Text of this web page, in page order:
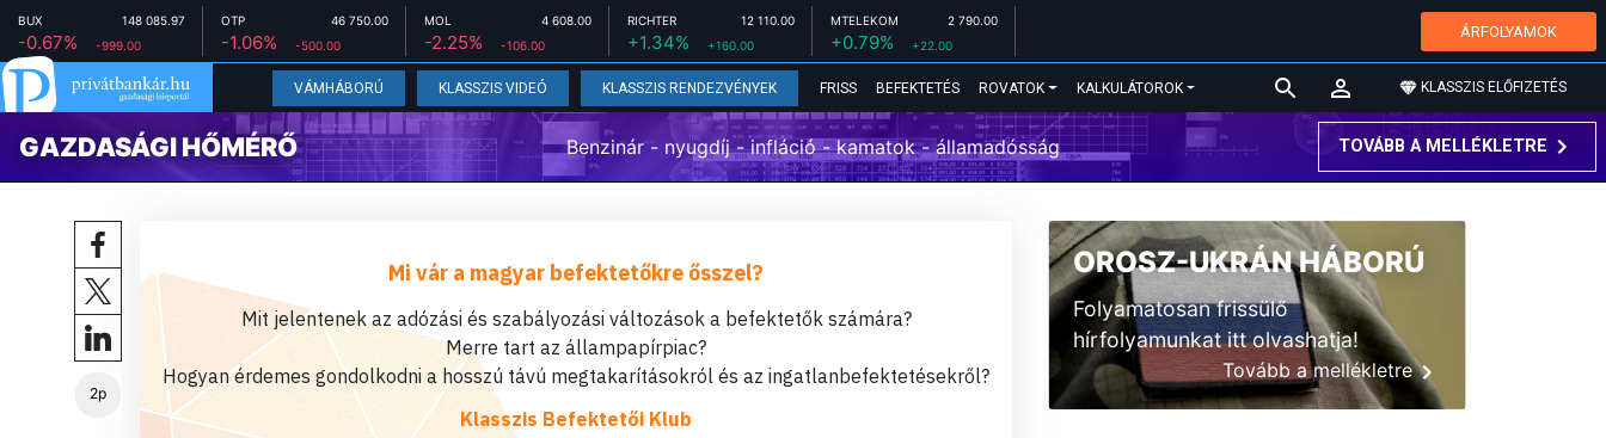
BUX 148 085.97
-0.67% -999.00
OTP 46 750.00
-1.06% -500.00
MOL 4 608.00
-2.25% -106.00
RICHTER 12 110.00
+1.34% +160.00
MTELEKOM 2 790.00
+0.79% +22.00
ÁRFOLYAMOK
VÁMHÁBORÚ KLASSZIS VIDEÓ KLASSZIS RENDEZVÉNYEK FRISS BEFEKTETÉS ROVATOK KALKULÁTOROK KLASSZIS ELŐFIZETÉS
GAZDASÁGI HŐMÉRŐ Benzinár - nyugdíj - infláció - kamatok - államadósság TOVÁBB A MELLÉKLETRE
2p
Mi vár a magyar befektetőkre ősszel?
Mit jelentenek az adózási és szabályozási változások a befektetők számára?
Merre tart az állampapírpiac?
Hogyan érdemes gondolkodni a hosszú távú megtakarításokról és az ingatlanbefektetésekről?
Klasszis Befektetői Klub
OROSZ-UKRÁN HÁBORÚ
Folyamatosan frissülő
hírfolyamunkat itt olvashatja!
Tovább a mellékletre